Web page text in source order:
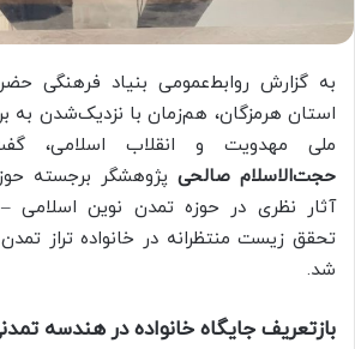
به گزارش روابط‌عمومی بنیاد فرهنگی
استان هرمزگان، هم‌زمان با نزدیک‌شدن به
ملی مهدویت و انقلاب اسلامی،
حجت‌الاسلام صالحی پژوهشگر برجسته
آثار نظری در حوزه تمدن نوین اسلامی –
تحقق زیست منتظرانه در خانواده تراز
شد.
بازتعریف جایگاه خانواده در هندسه